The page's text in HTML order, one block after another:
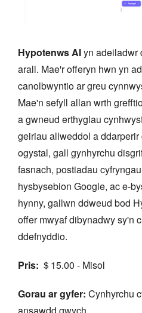
Hypotenws AIyn adeiladwr
arall. Mae'r offeryn hwn yn
canolbwyntio ar greu
Mae'n sefyll allan wrth
a gwneud erthyglau
geiriau allweddol a ddarperir
ogystal, gall gynhyrchu
fasnach, postiadau
hysbysebion Google, ac e-
hynny, gallwn ddweud bod
offer mwyaf dibynadwy sy'n
ddefnyddio.
Pris: ＄15.00 - Misol
Gorau ar gyfer: Cynhyrchu
ansawdd gwych.